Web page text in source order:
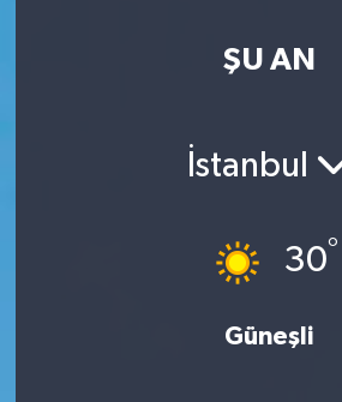
ŞU AN
İstanbul
30°
Güneşli